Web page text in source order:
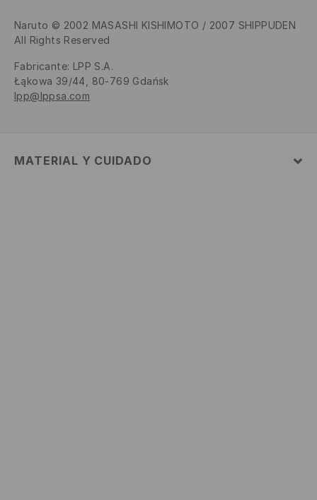
Naruto © 2002 MASASHI KISHIMOTO / 2007 SHIPPUDEN
All Rights Reserved
Fabricante: LPP S.A.
Łąkowa 39/44, 80-769 Gdańsk
lpp@lppsa.com
MATERIAL Y CUIDADO